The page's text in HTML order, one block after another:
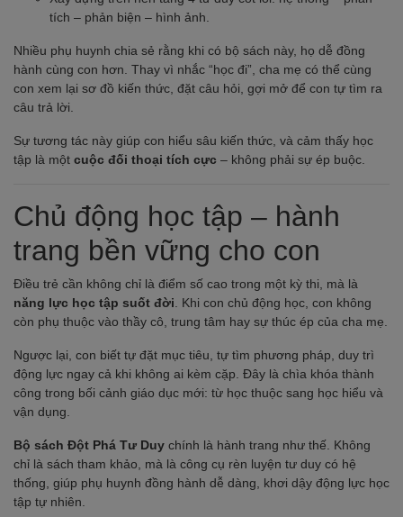
tích – phản biện – hình ảnh.
Nhiều phụ huynh chia sẻ rằng khi có bộ sách này, họ dễ đồng
hành cùng con hơn. Thay vì nhắc “học đi”, cha mẹ có thể cùng
con xem lại sơ đồ kiến thức, đặt câu hỏi, gợi mở để con tự tìm ra
câu trả lời.
Sự tương tác này giúp con hiểu sâu kiến thức, và cảm thấy học
tập là một cuộc đối thoại tích cực – không phải sự ép buộc.
Chủ động học tập – hành
trang bền vững cho con
Điều trẻ cần không chỉ là điểm số cao trong một kỳ thi, mà là
năng lực học tập suốt đời . Khi con chủ động học, con không
còn phụ thuộc vào thầy cô, trung tâm hay sự thúc ép của cha mẹ.
Ngược lại, con biết tự đặt mục tiêu, tự tìm phương pháp, duy trì
động lực ngay cả khi không ai kèm cặp. Đây là chìa khóa thành
công trong bối cảnh giáo dục mới: từ học thuộc sang học hiểu và
vận dụng.
Bộ sách Đột Phá Tư Duy chính là hành trang như thế. Không
chỉ là sách tham khảo, mà là công cụ rèn luyện tư duy có hệ
thống, giúp phụ huynh đồng hành dễ dàng, khơi dậy động lực học
tập tự nhiên.